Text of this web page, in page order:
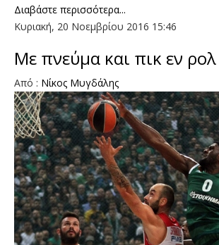
Διαβάστε περισσότερα...
Κυριακή, 20 Νοεμβρίου 2016 15:46
Με πνεύμα και πικ εν ρολ
Aπό : Nίκος Μυγδάλης